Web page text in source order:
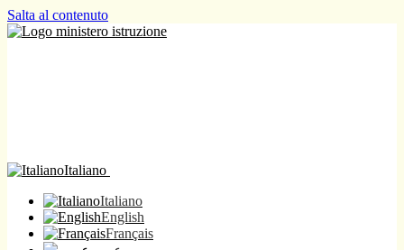
Salta al contenuto
Italiano
Italiano
English
Français